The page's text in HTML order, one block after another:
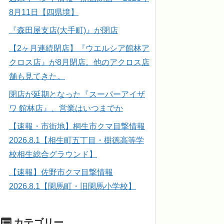
8月11日【四県境】
『森田屋支店(大手町)』が閉店
【2ヶ月連続閉店】『ウエルシア館林ア
クロス店』が8月閉店。他のアクロス店
舗も見てきた。
閉店が延期となった『スーパーアイザ
ワ 館林店』、営業はいつまでか
【速報・市街地】桐生市クマ目撃情報
2026.8.1【相生町五丁目・樹徳高等学
校相生総合グラウンド】
【速報】佐野市クマ目撃情報
2026.8.1【閑馬町・旧閑馬小学校】